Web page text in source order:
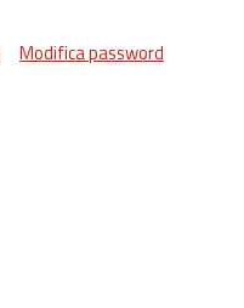
Modifica password